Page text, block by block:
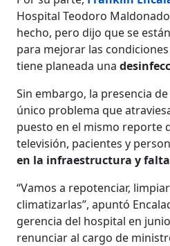
Hospital Teodoro
hecho, pero dijo que se
para mejorar las
tiene planeada una
Sin embargo, la presencia
único problema que
puesto en el mismo reporte
televisión, pacientes y
en la infraestructura y
“Vamos a repotenciar,
climatizarlas”, apuntó
gerencia del hospital en
renunciar al cargo de